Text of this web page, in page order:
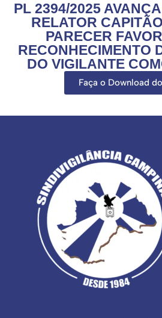
PL 2394/2025
RELATOR
PARECER
RECONHECIMENTO
DO VIGILANTE
Faça o Download